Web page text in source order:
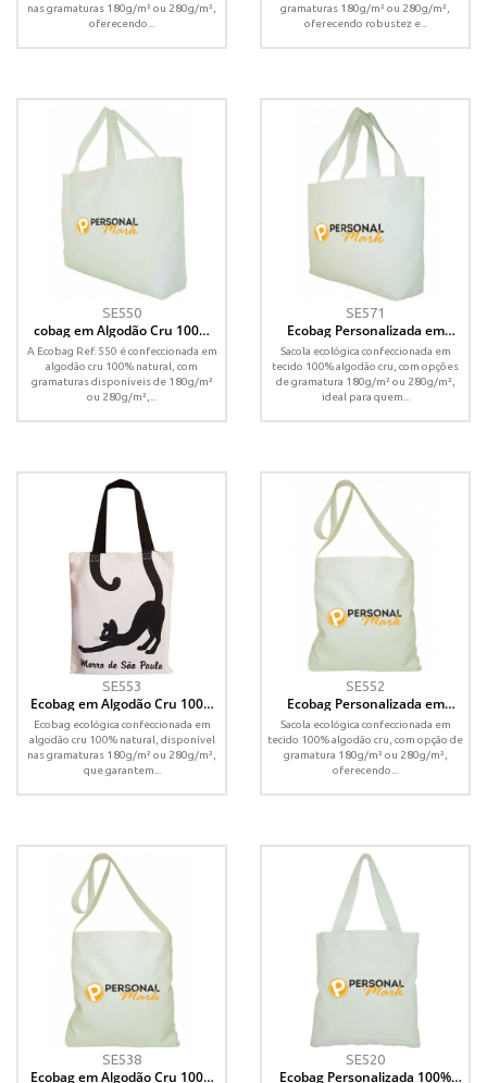
nas gramaturas 180g/m² ou 280g/m²,
oferecendo...
gramaturas 180g/m² ou 280g/m²,
oferecendo robustez e...
SE550
cobag em Algodão Cru 100%
com Fundo – Ref. 550 –
40x45x10 cm
A Ecobag Ref. 550 é confeccionada em
algodão cru 100% natural, com
gramaturas disponíveis de 180g/m²
ou 280g/m²,...
SE571
Ecobag Personalizada em
Algodão Cru 100% com Fundo –
45x35x8 cm
Sacola ecológica confeccionada em
tecido 100% algodão cru, com opções
de gramatura 180g/m² ou 280g/m²,
ideal para quem...
SE553
Ecobag em Algodão Cru 100%
Personalizada – 35x45 cm
Ecobag ecológica confeccionada em
algodão cru 100% natural, disponível
nas gramaturas 180g/m² ou 280g/m²,
que garantem...
SE552
Ecobag Personalizada em
Algodão Cru 100% – 45x35 cm
Sacola ecológica confeccionada em
tecido 100% algodão cru, com opção de
gramatura 180g/m² ou 280g/m²,
oferecendo...
SE538
Ecobag em Algodão Cru 100%
SE520
Ecobag Personalizada 100%